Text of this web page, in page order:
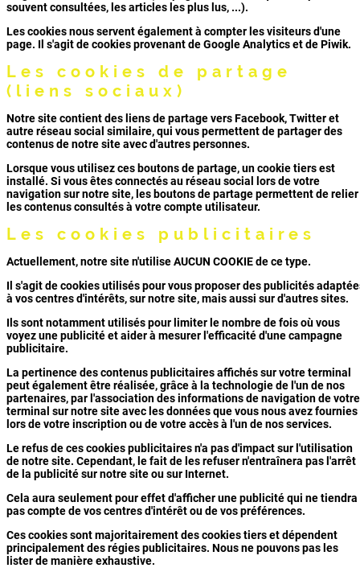
souvent consultées, les articles les plus lus, ...).
Les cookies nous servent également à compter les visiteurs d'une
page. Il s'agit de cookies provenant de Google Analytics et de Piwik.
Les cookies de partage
(liens sociaux)
Notre site contient des liens de partage vers Facebook, Twitter et
autre réseau social similaire, qui vous permettent de partager des
contenus de notre site avec d'autres personnes.
Lorsque vous utilisez ces boutons de partage, un cookie tiers est
installé. Si vous êtes connectés au réseau social lors de votre
navigation sur notre site, les boutons de partage permettent de relier
les contenus consultés à votre compte utilisateur.
Les cookies publicitaires
Actuellement, notre site n'utilise AUCUN COOKIE de ce type.
Il s'agit de cookies utilisés pour vous proposer des publicités
à vos centres d'intérêts, sur notre site, mais aussi sur d'autres sites.
Ils sont notamment utilisés pour limiter le nombre de fois où vous
voyez une publicité et aider à mesurer l'efficacité d'une campagne
publicitaire.
La pertinence des contenus publicitaires affichés sur votre terminal
peut également être réalisée, grâce à la technologie de l'un de nos
partenaires, par l'association des informations de navigation de votre
terminal sur notre site avec les données que vous nous avez fournies
lors de votre inscription ou de votre accès à l'un de nos services.
Le refus de ces cookies publicitaires n'a pas d'impact sur l'utilisation
de notre site. Cependant, le fait de les refuser n'entraînera pas l'arrêt
de la publicité sur notre site ou sur Internet.
Cela aura seulement pour effet d'afficher une publicité qui ne tiendra
pas compte de vos centres d'intérêt ou de vos préférences.
Ces cookies sont majoritairement des cookies tiers et dépendent
principalement des régies publicitaires. Nous ne pouvons pas les
lister de manière exhaustive.